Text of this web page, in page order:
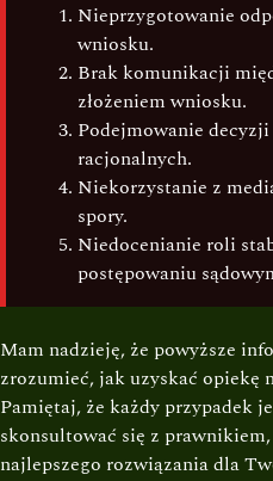
Nieprzygotowanie
wniosku.
Brak komunikacji
złożeniem wniosku.
Podejmowanie
racjonalnych.
Niekorzystanie z
spory.
Niedocenianie roli
postępowaniu
Mam nadzieję, że powyższe
zrozumieć, jak uzyskać opiekę
Pamiętaj, że każdy przypadek
skonsultować się z
najlepszego rozwiązania dla